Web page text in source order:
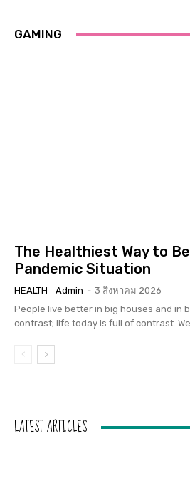
GAMING
The Healthiest Way to
Pandemic Situation
HEALTH Admin - 3 สิงหาคม 2026
People live better in big houses and in
contrast; life today is full of contrast. We
LATEST ARTICLES